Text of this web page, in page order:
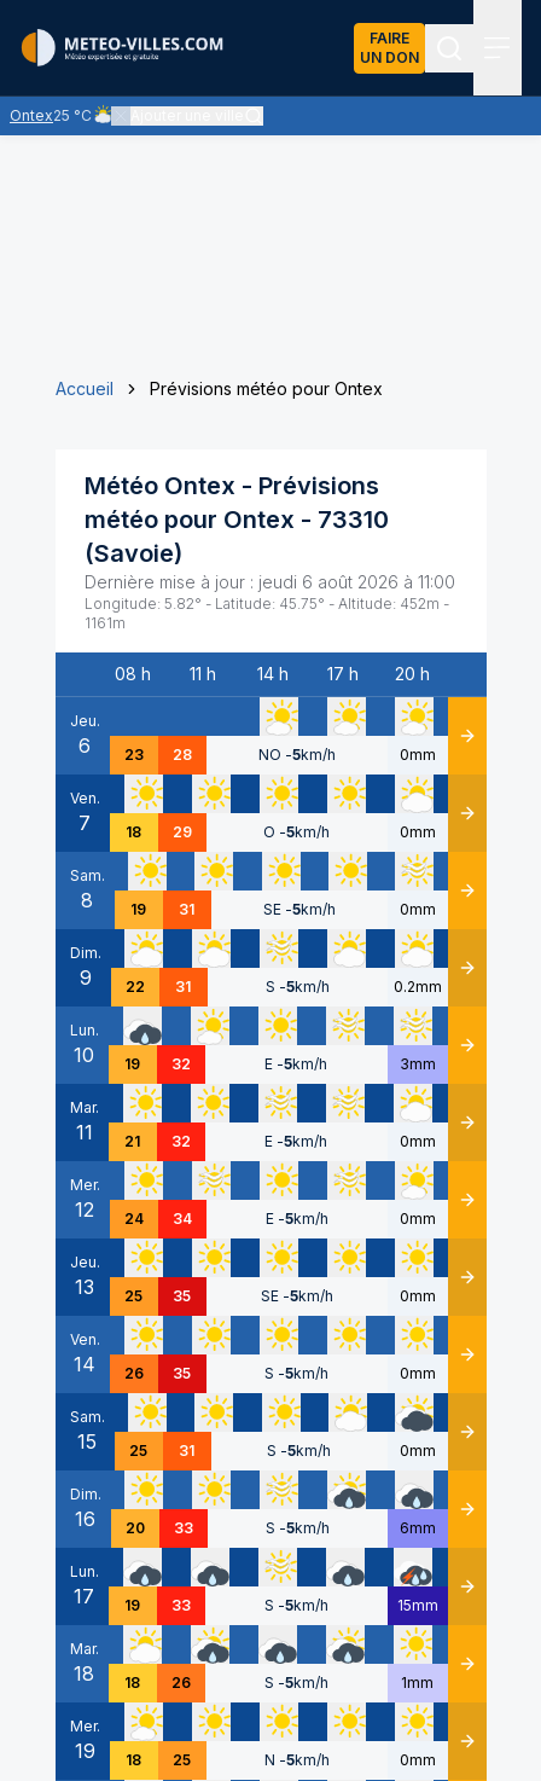
FAIRE
UN DON
Ontex25 °C
Ciel nuageux - les éclaircies et les nuages se partagent le ciel
Accueil Prévisions météo pour Ontex
Météo Ontex - Prévisions
météo pour Ontex - 73310
(Savoie)
Dernière mise à jour : jeudi 6 août 2026 à 11:00
Longitude: 5.82° - Latitude: 45.75° - Altitude: 452m -
1161m
Date
08 h 11 h 14 h 17 h 20 h
Jeu.
6 23 28 NO -5km/h 0mm Détails
Ven.
7 18 29 O -5km/h 0mm Détails
Sam.
8 19 31 SE -5km/h 0mm Détails
Dim.
9 22 31 S -5km/h 0.2mm Détails
Lun.
10 19 32 E -5km/h 3mm Détails
Mar.
11 21 32 E -5km/h 0mm Détails
Mer.
12 24 34 E -5km/h 0mm Détails
Jeu.
13 25 35 SE -5km/h 0mm Détails
Ven.
14 26 35 S -5km/h 0mm Détails
Sam.
15 25 31 S -5km/h 0mm Détails
Dim.
16 20 33 S -5km/h 6mm Détails
Lun.
17 19 33 S -5km/h 15mm Détails
Mar.
18 18 26 S -5km/h 1mm Détails
Mer.
19 18 25 N -5km/h 0mm Détails